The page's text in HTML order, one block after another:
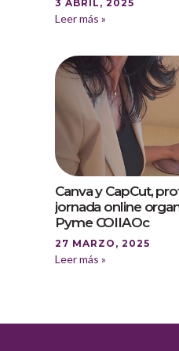
3 ABRIL, 2025
Leer más »
Canva y CapCut,
jornada online
Pyme COIIAOc
27 MARZO, 2025
Leer más »